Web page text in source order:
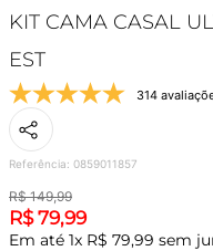
KIT CAMA CASAL
EST
314
Referência: 0859011857
R$ 149,99
R$ 79,99
Em até 1x R$ 79,99 sem